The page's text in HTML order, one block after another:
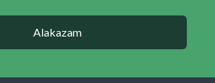
Alakazam